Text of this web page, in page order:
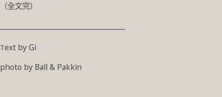
（全文完）
Text by Gi
photo by Ball & Pakkin